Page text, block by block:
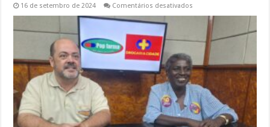
16 de setembro de 2024 Comentários desativados
Dinha
(PSOL),
abre
a
rodada
entrevistas
com
os
vices
de
Natividade
–
VEJA